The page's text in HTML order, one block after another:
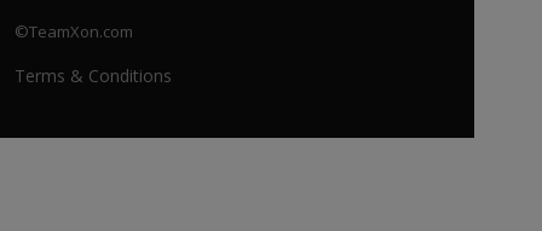
©TeamXon.com
Terms & Conditions